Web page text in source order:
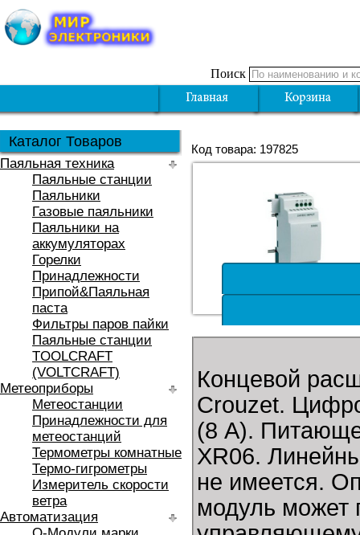
Поиск
Каталог Товаров
Паяльная техника
Паяльные станции
Паяльники
Газовые паяльники
Паяльники на
аккумуляторах
Горелки
Принадлежности
Припой&Паяльная
паста
Фильтры паров пайки
Паяльные станции
TOOLCRAFT
(VOLTCRAFT)
Метеоприборы
Метеостанции
Принадлежности для
метеостанций
Термометры комнатные
Термо-гигрометры
Измеритель скорости
ветра
Автоматизация
Код товара: 197825
Концевой
Crouzet.
(8 A).
XR06.
не имеется.
модуль может